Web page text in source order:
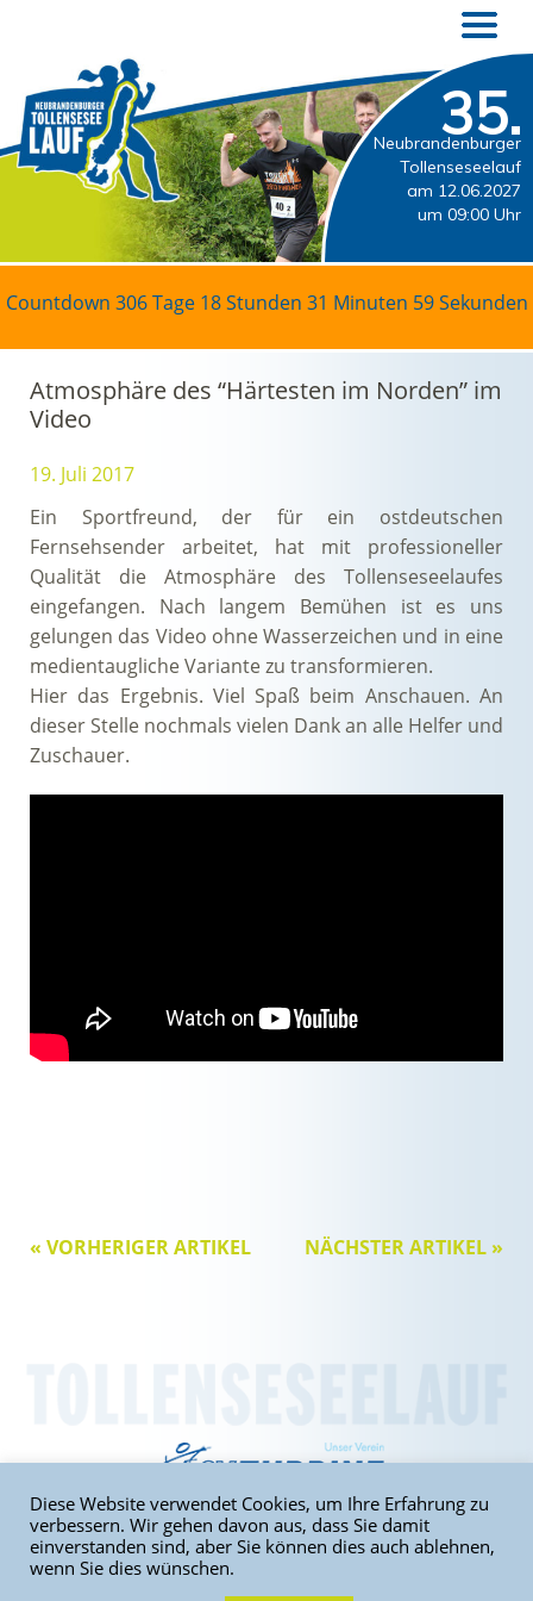
35.
Neubrandenburger
Tollenseseelauf
am 12.06.2027
um 09:00 Uhr
Countdown 306 Tage 18 Stunden 31 Minuten 59 Sekunden
Atmosphäre des “Härtesten im Norden” im
Video
19. Juli 2017
Ein Sportfreund, der für ein ostdeutschen
Fernsehsender arbeitet, hat mit professioneller
Qualität die Atmosphäre des Tollenseseelaufes
eingefangen. Nach langem Bemühen ist es uns
gelungen das Video ohne Wasserzeichen und in eine
medientaugliche Variante zu transformieren.
Hier das Ergebnis. Viel Spaß beim Anschauen. An
dieser Stelle nochmals vielen Dank an alle Helfer und
Zuschauer.
NÄCHSTER ARTIKEL »
« VORHERIGER ARTIKEL
Home| Sitemap|Kontakt
Diese Website verwendet Cookies, um Ihre Erfahrung zu
verbessern. Wir gehen davon aus, dass Sie damit
einverstanden sind, aber Sie können dies auch ablehnen,
wenn Sie dies wünschen.